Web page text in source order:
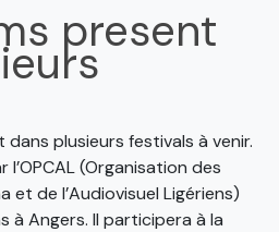
present
dans plusieurs festivals à venir.
(Organisation des
et de l’Audiovisuel Ligériens)
à Angers. Il participera à la